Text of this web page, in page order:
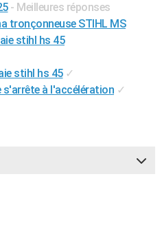
- Meilleures réponses
tronçonneuse STIHL MS
stihl hs 45
stihl hs 45 ✓
s'arrête à l'accélération ✓